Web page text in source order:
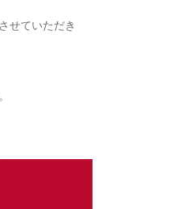
せていただき